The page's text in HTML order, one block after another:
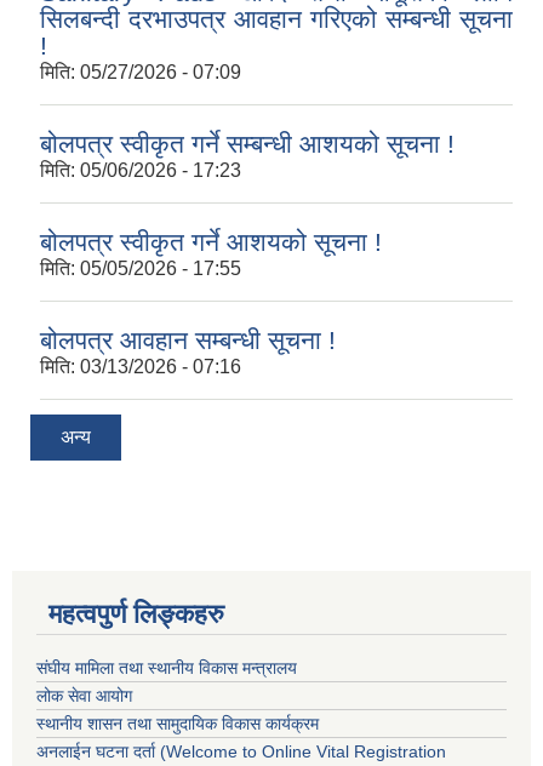
सिलबन्दी दरभाउपत्र आवहान गरिएको सम्बन्धी सूचना
!
मिति: 05/27/2026 - 07:09
बोलपत्र स्वीकृत गर्ने सम्बन्धी आशयको सूचना !
मिति: 05/06/2026 - 17:23
बोलपत्र स्वीकृत गर्ने आशयको सूचना !
मिति: 05/05/2026 - 17:55
बोलपत्र आवहान सम्बन्धी सूचना !
मिति: 03/13/2026 - 07:16
अन्य
महत्वपुर्ण लिङ्कहरु
संघीय मामिला तथा स्थानीय विकास मन्त्रालय
लोक सेवा आयोग
स्थानीय शासन तथा सामुदायिक विकास कार्यक्रम
अनलाईन घटना दर्ता (Welcome to Online Vital Registration